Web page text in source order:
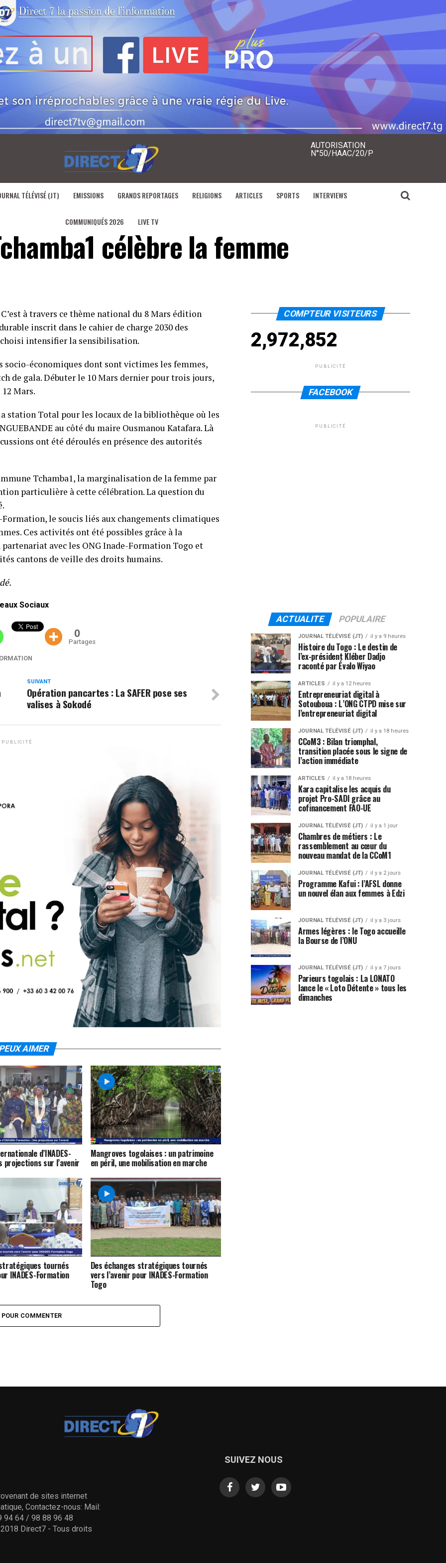
AUTORISATION
N°50/HAAC/20/P
TÉLÉVISÉ (JT) EMISSIONS GRANDS REPORTAGES RELIGIONS ARTICLES SPORTS INTERVIEWS
COMMUNIQUÉS 2026 LIVE TV
célèbre la femme
à travers ce thème national du 8 Mars édition
inscrit dans le cahier de charge 2030 des
intensifier la sensibilisation.
économiques dont sont victimes les femmes,
de gala. Débuter le 10 Mars dernier pour trois jours,
Mars.
station Total pour les locaux de la bibliothèque où les
au côté du maire Ousmanou Katafara. Là
ont été déroulés en présence des autorités
Tchamba1, la marginalisation de la femme par
particulière à cette célébration. La question du
le soucis liés aux changements climatiques
Ces activités ont été possibles grâce à la
avec les ONG Inade-Formation Togo et
cantons de veille des droits humains.
Sociaux
0
Partages
SUIVANT
Opération pancartes : La SAFER pose ses
valises à Sokodé
PUBLICITÉ
AIMER
d’INADES-
projections sur l’avenir
Mangroves togolaises : un patrimoine
en péril, une mobilisation en marche
tournés
INADES-Formation
Des échanges stratégiques tournés
vers l’avenir pour INADES-Formation
Togo
COMMENTER
COMPTEUR VISITEURS
2,972,852
PUBLICITÉ
FACEBOOK
PUBLICITÉ
ACTUALITE POPULAIRE
JOURNAL TÉLÉVISÉ (JT) il y a 9 heures
Histoire du Togo : Le destin de
l’ex-président Kléber Dadjo
raconté par Évalo Wiyao
ARTICLES il y a 12 heures
Entrepreneuriat digital à
Sotouboua : L’ONG CTPD mise sur
l’entrepreneuriat digital
JOURNAL TÉLÉVISÉ (JT) il y a 18 heures
CCoM3 : Bilan triomphal,
transition placée sous le signe de
l’action immédiate
ARTICLES il y a 18 heures
Kara capitalise les acquis du
projet Pro-SADI grâce au
cofinancement FAO-UE
JOURNAL TÉLÉVISÉ (JT) il y a 1 jour
Chambres de métiers : Le
rassemblement au cœur du
nouveau mandat de la CCoM1
JOURNAL TÉLÉVISÉ (JT) il y a 2 jours
Programme Kafui : l’AFSL donne
un nouvel élan aux femmes à Edzi
JOURNAL TÉLÉVISÉ (JT) il y a 3 jours
Armes légères : le Togo accueille
la Bourse de l’ONU
JOURNAL TÉLÉVISÉ (JT) il y a 7 jours
Parieurs togolais : La LONATO
lance le « Loto Détente » tous les
dimanches
de sites internet
Contactez-nous: Mail:
94 64 / 98 88 96 48
Direct7 - Tous droits
SUIVEZ NOUS